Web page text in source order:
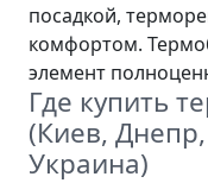
посадкой,
комфортом.
элемент
Где купить
(Киев,
Украина)